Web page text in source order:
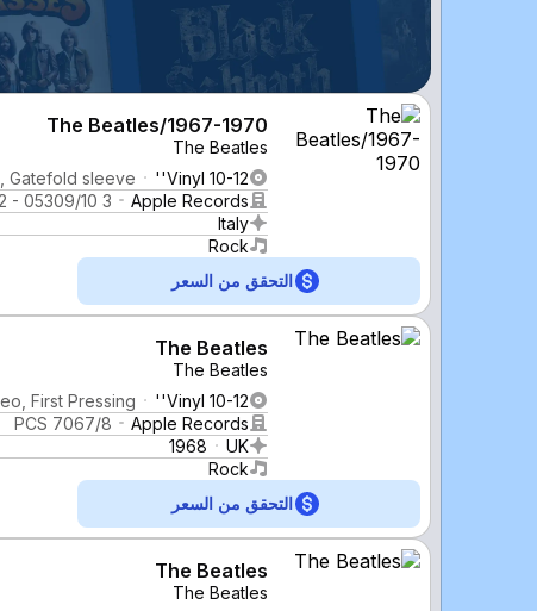
The Beatles/1967-1970
The Beatles
Vinyl 10-12''
Gatefold sleeve
Apple Records
3 C 162 - 05309/10
Italy
Rock
التحقق من السعر
The Beatles
The Beatles
Vinyl 10-12''
First Pressing
Apple Records
PCS 7067/8
UK
1968
Rock
التحقق من السعر
The Beatles
The Beatles